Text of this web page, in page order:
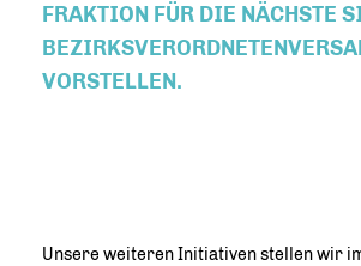
FRAKTION FÜR DIE NÄCHSTE
VORSTELLEN.
Unsere weiteren Initiativen stellen wir